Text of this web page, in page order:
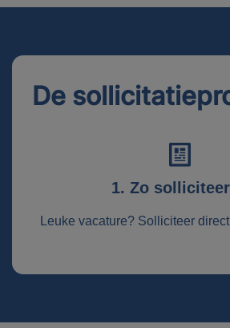
De
1. Zo
Leuke vacature? Solliciteer